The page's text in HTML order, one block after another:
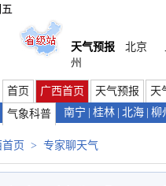
天气预报 北京
州
首页 广西首页 天气预报
天
气象科普
南宁 桂林 北海 柳
页 > 专家聊天气